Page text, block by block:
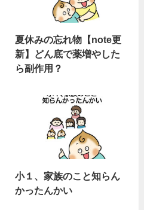
夏休みの忘れ物【note更
新】どん底で薬増やした
ら副作用？
小１、家族のこと知らん
かったんかい